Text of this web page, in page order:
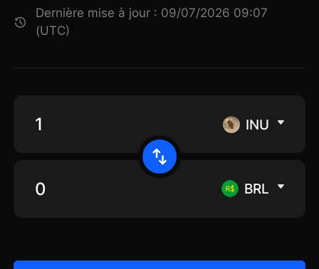
Dernière mise à jour : 09/07/2026 09:07
(UTC)
INU
BRL